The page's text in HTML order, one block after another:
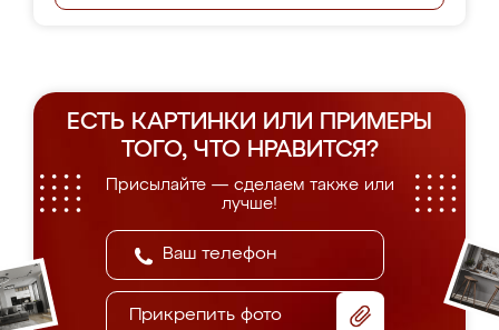
ЕСТЬ КАРТИНКИ ИЛИ ПРИМЕРЫ
ТОГО, ЧТО НРАВИТСЯ?
Присылайте — сделаем также или
лучше!
Прикрепить фото